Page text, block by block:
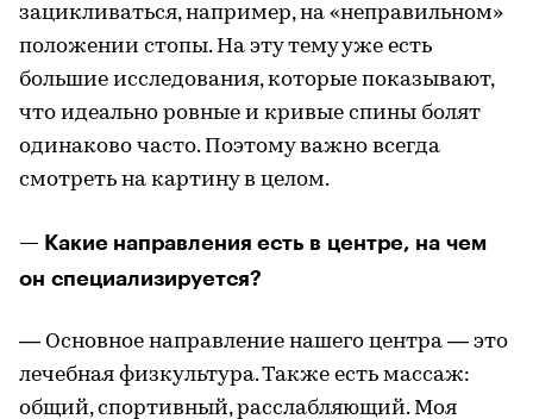
зацикливаться, например, на «неправильном»
положении стопы. На эту тему уже есть
большие исследования, которые показывают,
что идеально ровные и кривые спины болят
одинаково часто. Поэтому важно всегда
смотреть на картину в целом.
— Какие направления есть в центре, на чем
он специализируется?
— Основное направление нашего центра — это
лечебная физкультура. Также есть массаж:
общий, спортивный, расслабляющий. Моя